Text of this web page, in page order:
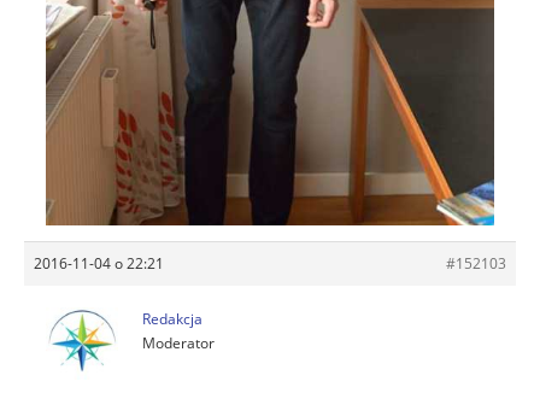
2016-11-04 o 22:21 #152103
Redakcja
Moderator